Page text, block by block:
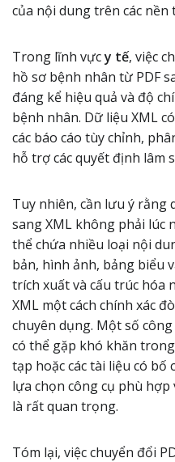
của nội dung trên các nền
Trong lĩnh vựcy tế, việc
hồ sơ bệnh nhân từ PDF
đáng kể hiệu quả và độ
bệnh nhân. Dữ liệu XML
các báo cáo tùy chỉnh,
hỗ trợ các quyết định lâm
Tuy nhiên, cần lưu ý rằng
sang XML không phải lúc
thể chứa nhiều loại nội
bản, hình ảnh, bảng biểu
trích xuất và cấu trúc hóa
XML một cách chính xác
chuyên dụng. Một số
có thể gặp khó khăn
tạp hoặc các tài liệu có bố
lựa chọn công cụ phù hợp
là rất quan trọng.
Tóm lại, việc chuyển đổi